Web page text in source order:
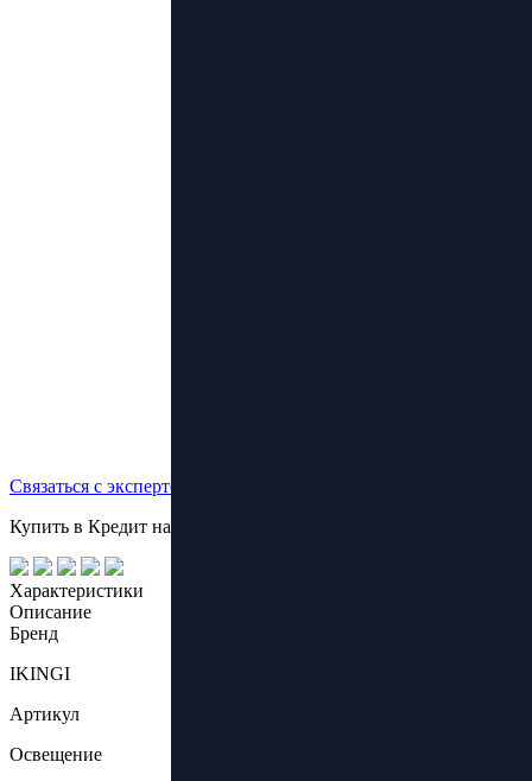
Связаться с экспертом
Купить в Кредит на выгодных условиях!
Характеристики
Описание
Бренд
IKINGI
Артикул
Освещение